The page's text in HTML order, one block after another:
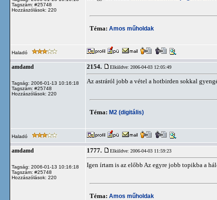
Tagszám: #25748
Hozzászólások: 220
Téma: Amos műholdak
Haladó
amdamd
Tagság: 2006-01-13 10:16:18
Tagszám: #25748
Hozzászólások: 220
2154. Elküldve: 2006-04-03 12:05:49
Az astráról jobb a vétel a hotbirden sokkal
Téma: M2 (digitális)
Haladó
amdamd
Tagság: 2006-01-13 10:16:18
Tagszám: #25748
Hozzászólások: 220
1777. Elküldve: 2006-04-03 11:59:23
Igen írtam is az előbb Az egyre jobb topikba a
Téma: Amos műholdak